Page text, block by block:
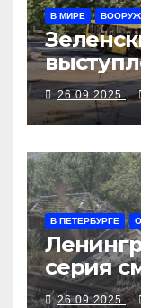
В МИРЕ
рубеж
26.09.2025
В ПЕТЕРБУРГЕ
серия
26.09.2025